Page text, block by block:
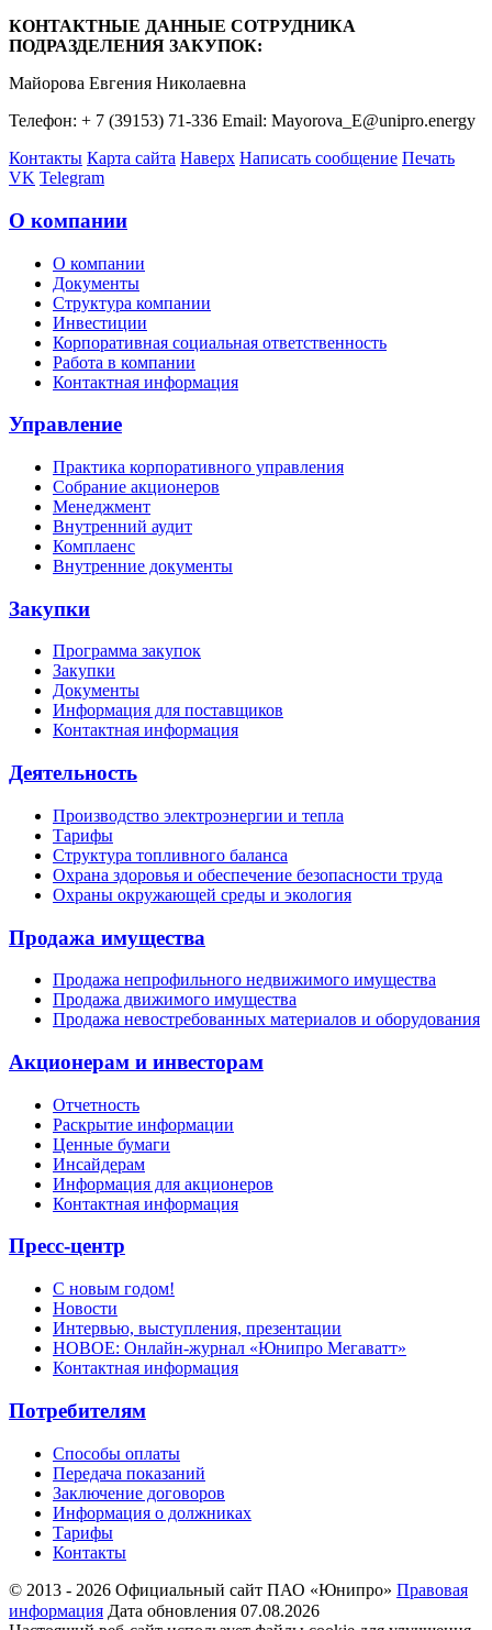
КОНТАКТНЫЕ ДАННЫЕ СОТРУДНИКА
ПОДРАЗДЕЛЕНИЯ ЗАКУПОК:
Майорова Евгения Николаевна
Телефон: + 7 (39153) 71-336 Email: Mayorova_E@unipro.energy
Контакты Карта сайта Наверх Написать сообщение Печать
VK Telegram
О компании
О компании
Документы
Структура компании
Инвестиции
Корпоративная социальная ответственность
Работа в компании
Контактная информация
Управление
Практика корпоративного управления
Собрание акционеров
Менеджмент
Внутренний аудит
Комплаенс
Внутренние документы
Закупки
Программа закупок
Закупки
Документы
Информация для поставщиков
Контактная информация
Деятельность
Производство электроэнергии и тепла
Тарифы
Структура топливного баланса
Охрана здоровья и обеспечение безопасности труда
Охраны окружающей среды и экология
Продажа имущества
Продажа непрофильного недвижимого имущества
Продажа движимого имущества
Продажа невостребованных материалов и оборудования
Акционерам и инвесторам
Отчетность
Раскрытие информации
Ценные бумаги
Инсайдерам
Информация для акционеров
Контактная информация
Пресс-центр
С новым годом!
Новости
Интервью, выступления, презентации
НОВОЕ: Онлайн-журнал «Юнипро Мегаватт»
Контактная информация
Потребителям
Способы оплаты
Передача показаний
Заключение договоров
Информация о должниках
Тарифы
Контакты
© 2013 - 2026 Официальный сайт ПАО «Юнипро» Правовая
информация Дата обновления 07.08.2026